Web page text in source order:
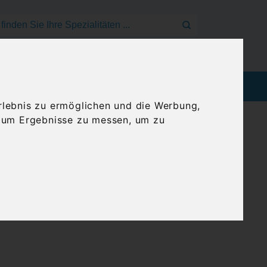
zu ermöglichen und die Werbung,
Ergebnisse zu messen, um zu
der in Griechenland mit innovativen